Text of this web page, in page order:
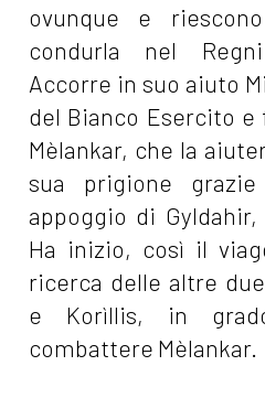
ovunque e
condurla nel
Accorre in suo aiuto
del Bianco Esercito
Mèlankar, che la
sua prigione
appoggio di
Ha inizio, così il
ricerca delle altre
e Korìllis, in
combattere Mèlankar.